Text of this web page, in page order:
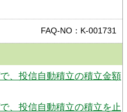
FAQ-NO：K-001731
、投信自動積立の積立金額
、投信自動積立の積立を止